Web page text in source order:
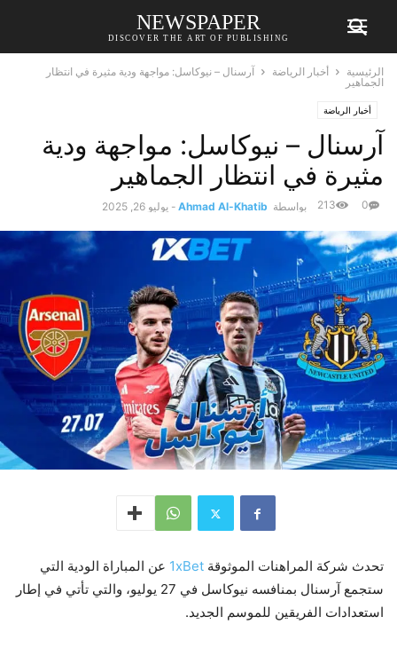
NEWSPAPER
DISCOVER THE ART OF PUBLISHING
الرئيسية أخبار الرياضة
آرسنال – نيوكاسل: مواجهة ودية مثيرة في انتظار
الجماهير
أخبار الرياضة
آرسنال – نيوكاسل: مواجهة ودية
مثيرة في انتظار الجماهير
بواسطة Ahmad Al-Khatib
- يوليو 26, 2025 0
213
تحدث شركة المراهنات الموثوقة 1xBet عن المباراة الودية التي
ستجمع آرسنال بمنافسه نيوكاسل في 27 يوليو، والتي تأتي في إطار
استعدادات الفريقين للموسم الجديد.